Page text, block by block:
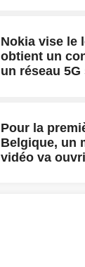
Nokia vise le
obtient un
un réseau
Pour la
Belgique, un
vidéo va